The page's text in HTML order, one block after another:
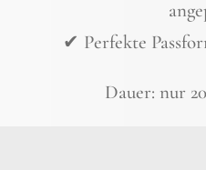
✔ Perfekte
Dauer: nur